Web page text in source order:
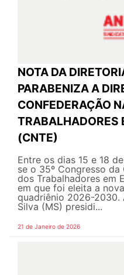
NOTA DA
PARABENIZA A
CONFEDERAÇÃO
TRABALHADORES
(CNTE)
Entre os dias 15 e 18
se o 35º Congresso
dos Trabalhadores em
em que foi eleita a
quadriênio 2026-2030.
Silva (MS) presidi...
21 de Janeiro de 2026